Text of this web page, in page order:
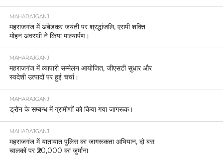
MAHARAJGANJ
महराजगंज में अंबेडकर जयंती पर श्रद्धांजलि, एसपी शक्ति
मोहन अवस्थी ने किया माल्यार्पण।
MAHARAJGANJ
महराजगंज में व्यापारी सम्मेलन आयोजित, जीएसटी सुधार और
स्वदेशी उत्पादों पर हुई चर्चा।
MAHARAJGANJ
ड्रोन के सम्बन्ध में ग्रामीणों को किया गया जागरूक।
MAHARAJGANJ
महराजगंज में यातायात पुलिस का जागरूकता अभियान, दो बस
चालकों पर ₹20,000 का जुर्माना